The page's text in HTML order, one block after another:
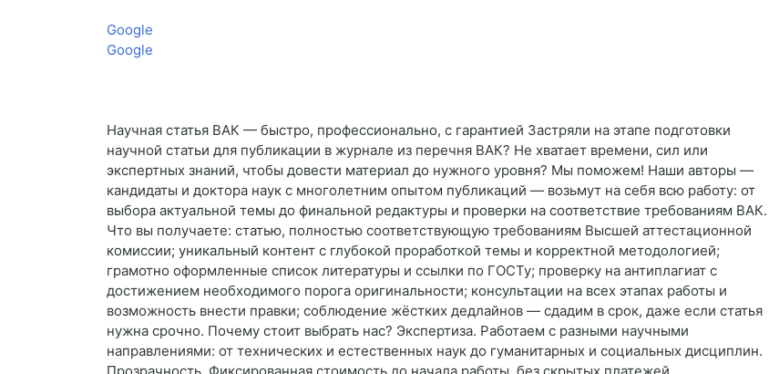
Google
Google
Научная статья ВАК — быстро, профессионально, с гарантией Застряли на этапе подготовки
научной статьи для публикации в журнале из перечня ВАК? Не хватает времени, сил или
экспертных знаний, чтобы довести материал до нужного уровня? Мы поможем! Наши авторы —
кандидаты и доктора наук с многолетним опытом публикаций — возьмут на себя всю работу: от
выбора актуальной темы до финальной редактуры и проверки на соответствие требованиям ВАК.
Что вы получаете: статью, полностью соответствующую требованиям Высшей аттестационной
комиссии; уникальный контент с глубокой проработкой темы и корректной методологией;
грамотно оформленные список литературы и ссылки по ГОСТу; проверку на антиплагиат с
достижением необходимого порога оригинальности; консультации на всех этапах работы и
возможность внести правки; соблюдение жёстких дедлайнов — сдадим в срок, даже если статья
нужна срочно. Почему стоит выбрать нас? Экспертиза. Работаем с разными научными
направлениями: от технических и естественных наук до гуманитарных и социальных дисциплин.